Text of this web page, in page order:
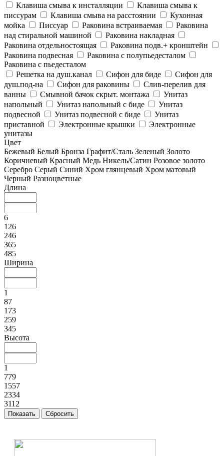
Клавиша смыва к инсталляции
Клавиша смыва к
писсурам
Клавиша смыва на расстоянии
Кухонная
мойка
Писсуар Раковина встраиваемая
Раковина
над стиральной машиной
Раковина накладная
Раковина отдельностоящая
Раковина подв.+ кронштейн
Раковина подвесная
Раковина с полупьедесталом
Раковина с пьедесталом
Решетка на душ.канал
Сифон для биде
Сифон для
душ.под-на
Сифон для раковины
Слив-перелив для
ванны
Смывной бачок скрыт. монтажа
Унитаз
напольный
Унитаз напольный с биде
Унитаз
подвесной
Унитаз подвесной с биде
Унитаз
приставной
Электронные крышки
Электронные
унитазы
Цвет
Бежевый Белый Бронза Графит/Сталь Зеленый Золото
Коричневый Красный Медь Никель/Сатин Розовое золото
Серебро Серый Синий Хром глянцевый Хром матовый
Черный Разноцветные
Длина
6
126
246
365
485
Ширина
1
87
173
259
345
Высота
1
779
1557
2334
3112